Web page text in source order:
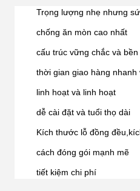
Trọng lượng nhẹ nhưng
chống ăn mòn cao nhất
cấu trúc vững chắc và bền
thời gian giao hàng nhanh
linh hoạt và linh hoạt
dễ cài đặt và tuổi thọ dài
Kích thước lỗ đồng
cách đóng gói mạnh mẽ
tiết kiệm chi phí